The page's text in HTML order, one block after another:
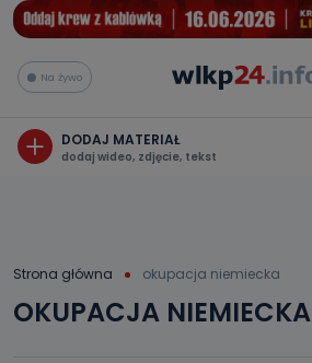
Na żywo
DODAJ MATERIAŁ
dodaj wideo, zdjęcie, tekst
Strona główna okupacja niemiecka
OKUPACJA NIEMIECKA